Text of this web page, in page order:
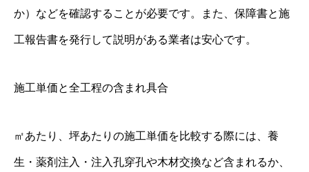
か）などを確認することが必要です。また、保障書と施
工報告書を発行して説明がある業者は安心です。
施工単価と全工程の含まれ具合
㎡あたり、坪あたりの施工単価を比較する際には、養
生・薬剤注入・注入孔穿孔や木材交換など含まれるか、